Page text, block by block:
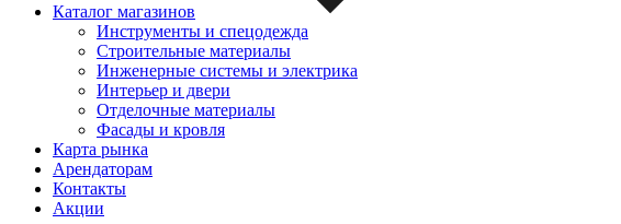
Каталог магазинов
Инструменты и спецодежда
Строительные материалы
Инженерные системы и электрика
Интерьер и двери
Отделочные материалы
Фасады и кровля
Карта рынка
Арендаторам
Контакты
Акции